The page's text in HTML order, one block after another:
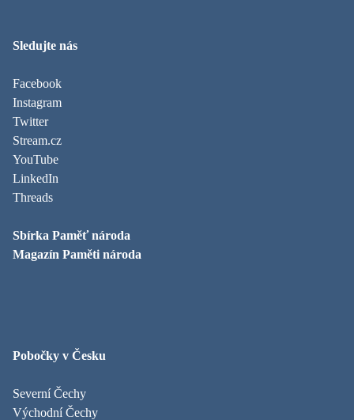
Sledujte nás
Facebook
Instagram
Twitter
Stream.cz
YouTube
LinkedIn
Threads
Sbírka Paměť národa
Magazín Paměti národa
Pobočky v Česku
Severní Čechy
Východní Čechy